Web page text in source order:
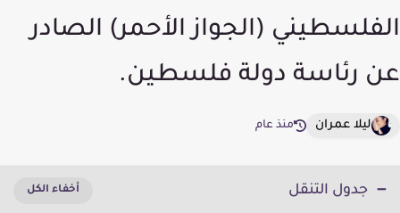
الفلسطيني (الجواز الأحمر) الصادر
عن رئاسة دولة فلسطين.
ليلا عمران منذ عام
جدول التنقل